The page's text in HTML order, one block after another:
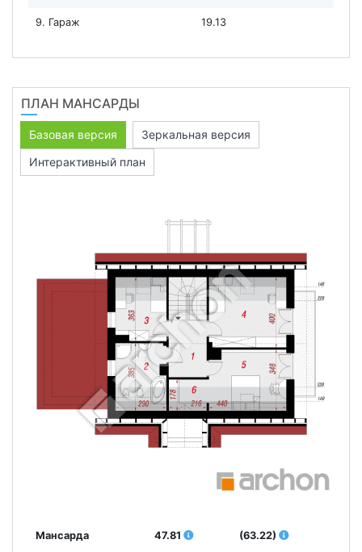
9. Гараж 19.13
ПЛАН МАНСАРДЫ
Базовая версия
Зеркальная версия
Интерактивный план
Мансарда 47.81 (63.22)